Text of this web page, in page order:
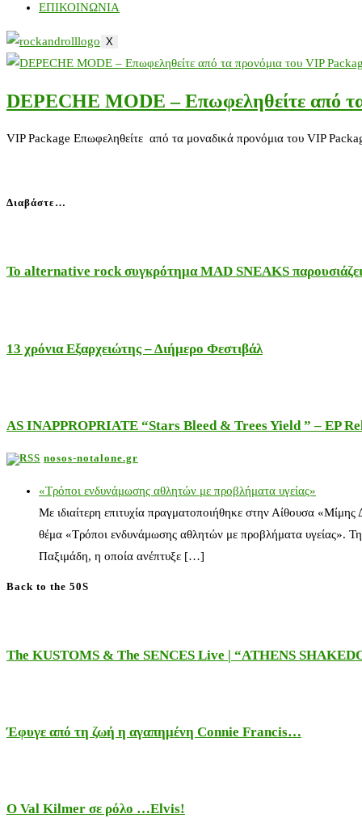
ΕΠΙΚΟΙΝΩΝΙΑ
X
DEPECHE MODE – Επωφεληθείτε από
VIP Package Επωφεληθείτε από τα μοναδικά προνόμια του VIP
Διαβάστε…
Το alternative rock συγκρότημα MAD SNEAKS
13 χρόνια Εξαρχειώτης – Διήμερο Φεστιβάλ
AS INAPPROPRIATE “Stars Bleed & Trees Yield ” – EP
nosos-notalone.gr
«Τρόποι ενδυνάμωσης αθλητών με προβλήματα υγείας»
Με ιδιαίτερη επιτυχία πραγματοποιήθηκε στην Αίθουσα
θέμα «Τρόποι ενδυνάμωσης αθλητών με προβλήματα υγείας».
Παξιμάδη, η οποία ανέπτυξε […]
Back to the 50S
The KUSTOMS & The SENCES Live | “ATHENS
Έφυγε από τη ζωή η αγαπημένη Connie Francis…
Ο Val Kilmer σε ρόλο …Elvis!